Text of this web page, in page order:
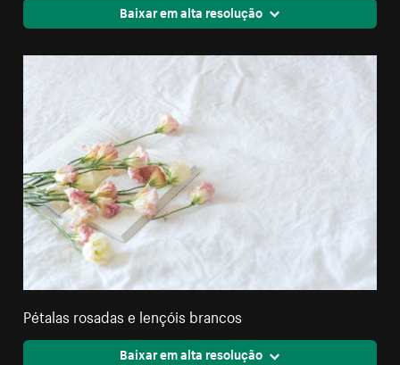
Baixar em alta resolução
Pétalas rosadas e lençóis brancos
Baixar em alta resolução